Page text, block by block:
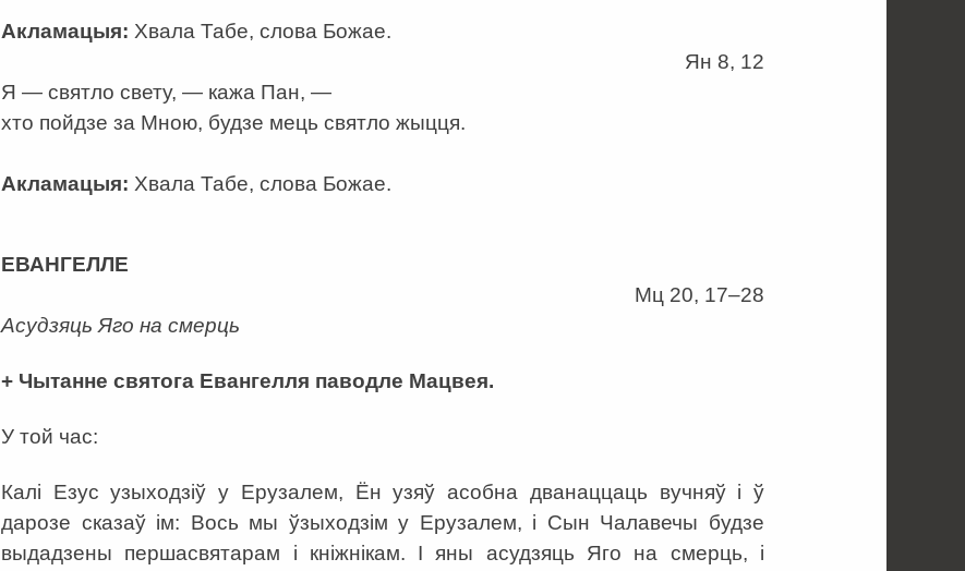
Акламацыя: Хвала Табе, слова Божае.
Ян 8, 12
Я — святло свету, — кажа Пан, —
хто пойдзе за Мною, будзе мець святло жыцця.
Акламацыя: Хвала Табе, слова Божае.
ЕВАНГЕЛЛЕ
Мц 20, 17–28
Асудзяць Яго на смерць
+ Чытанне святога Евангелля паводле Мацвея.
У той час:
Калі Езус узыходзіў у Ерузалем, Ён узяў асобна дванаццаць вучняў і ў
дарозе сказаў ім: Вось мы ўзыходзім у Ерузалем, і Сын Чалавечы будзе
выдадзены першасвятарам і кніжнікам. І яны асудзяць Яго на смерць, і